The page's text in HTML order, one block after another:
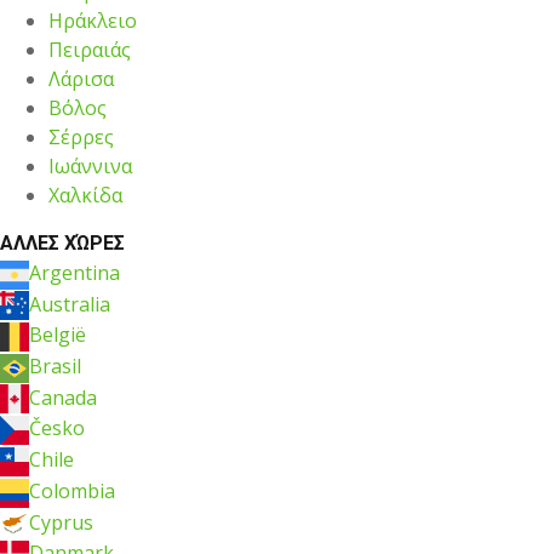
Ηράκλειο
Πειραιάς
Λάρισα
Βόλος
Σέρρες
Ιωάννινα
Χαλκίδα
ΑΛΛΕΣ ΧΏΡΕΣ
Argentina
Australia
België
Brasil
Canada
Česko
Chile
Colombia
Cyprus